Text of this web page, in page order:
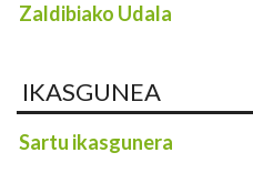
Zaldibiako Udala
IKASGUNEA
Sartu ikasgunera